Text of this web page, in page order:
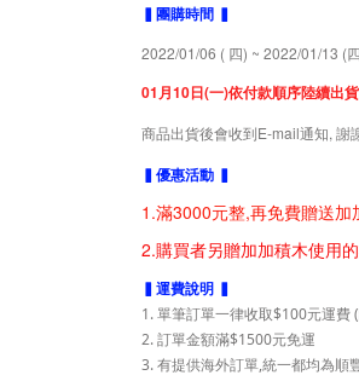
▍團購時間 ▍
2022/01/06 ( 四) ~ 2022/01/13 (
01月10日(一)依付款順序陸續出
商品出貨後會收到E-mail通知, 謝
▍優惠活動 ▍
1.滿3000元整,再免費贈送加
2.購買者另贈加加積木使用
▍運費說明 ▍
1. 單筆訂單一律收取$100元運費
2. 訂單金額滿$1500元免運
3. 有提供海外訂單,統一都均為順